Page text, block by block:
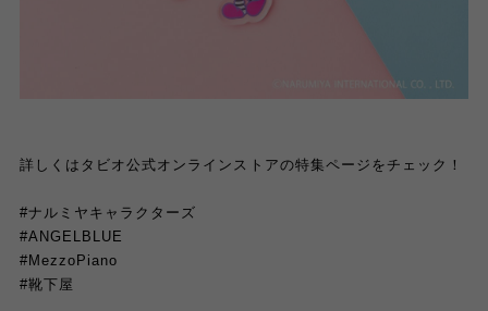
詳しくはタビオ公式オンラインストアの特集ページをチェック！
#ナルミヤキャラクターズ
#ANGELBLUE
#MezzoPiano
#靴下屋